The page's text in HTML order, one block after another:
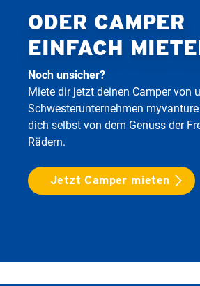
ODER CAMPER
EINFACH
Noch unsicher?
Miete dir jetzt deinen Camper von
Schwesterunternehmen
dich selbst von dem Genuss der
Rädern.
Jetzt Camper mieten